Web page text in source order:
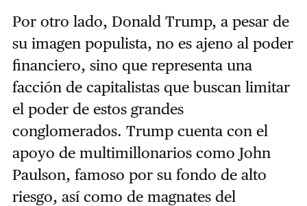
Por otro lado, Donald Trump, a pesar de
su imagen populista, no es ajeno al poder
financiero, sino que representa una
facción de capitalistas que buscan limitar
el poder de estos grandes
conglomerados. Trump cuenta con el
apoyo de multimillonarios como John
Paulson, famoso por su fondo de alto
riesgo, así como de magnates del